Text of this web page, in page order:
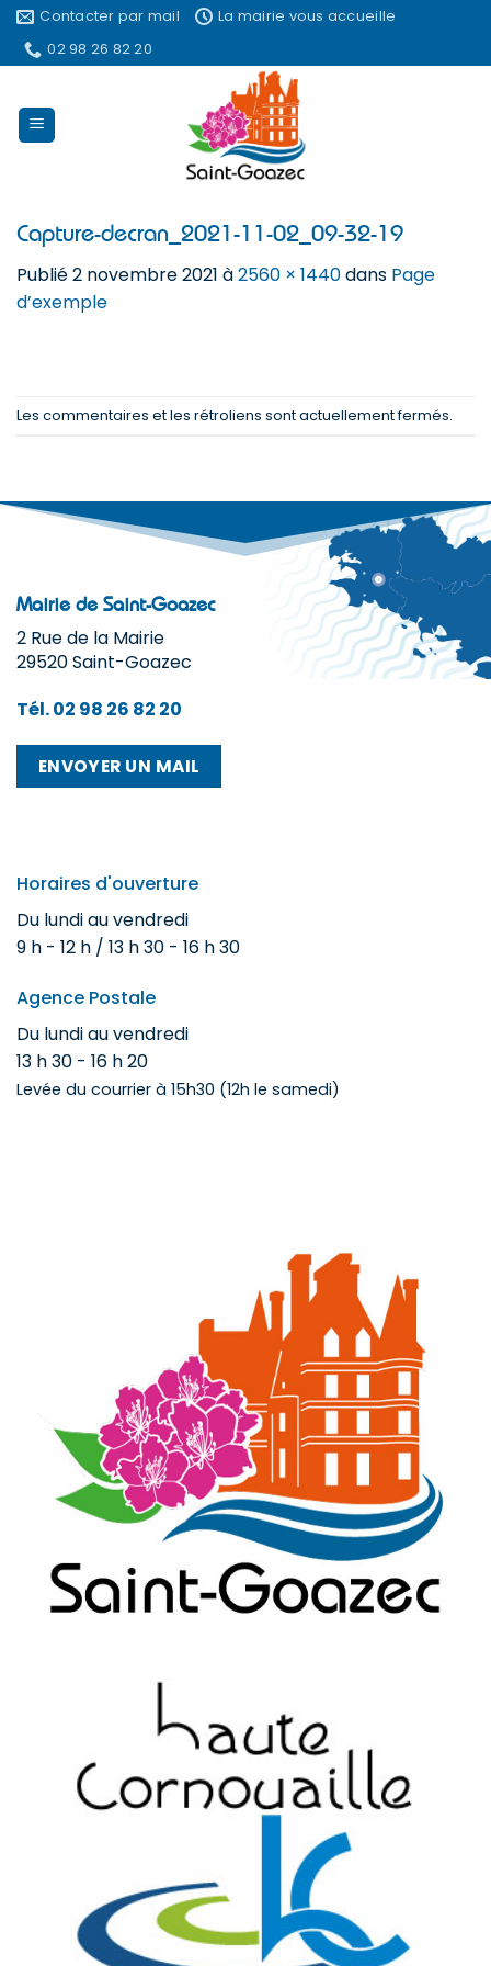
Passer
contenu
Contacter par mail
La mairie vous accueille
02 98 26 82 20
Capture-decran_2021-11-02_09-32-19
Publié2 novembre 2021 à2560 × 1440dans Page
d’exemple
Les commentaires et les rétroliens sont actuellement fermés.
Mairie de Saint-Goazec
2 Rue de la Mairie
29520 Saint-Goazec
Tél. 02 98 26 82 20
ENVOYER UN MAIL
Horaires d'ouverture
Du lundi au vendredi
9 h - 12 h / 13 h 30 - 16 h 30
Agence Postale
Du lundi au vendredi
13 h 30 - 16 h 20
Levée du courrier à 15h30 (12h le samedi)